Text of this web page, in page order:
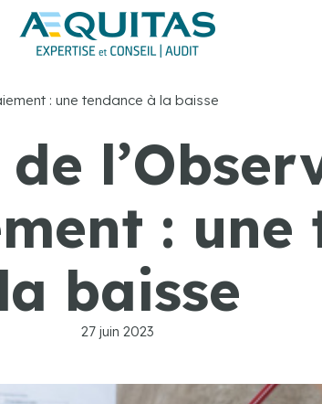
: une tendance à la baisse
: une
la baisse
27 juin 2023